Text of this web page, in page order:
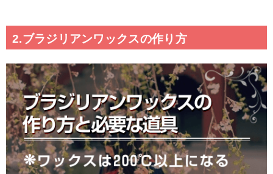
2.ブラジリアンワックスの作り方